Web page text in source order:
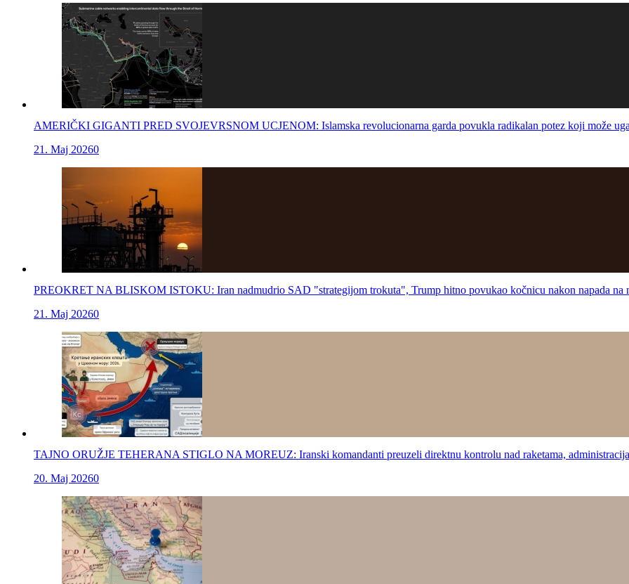
AMERIČKI GIGANTI PRED SVOJEVRSNOM UCJENOM: Islamska revolucionarna garda povukla radikalan potez koji može
21. Maj 20260
PREOKRET NA BLISKOM ISTOKU: Iran nadmudrio SAD "strategijom trokuta", Trump hitno povukao kočnicu nakon napada na
21. Maj 20260
TAJNO ORUŽJE TEHERANA STIGLO NA MOREUZ: Iranski komandanti preuzeli direktnu kontrolu nad raketama,
20. Maj 20260